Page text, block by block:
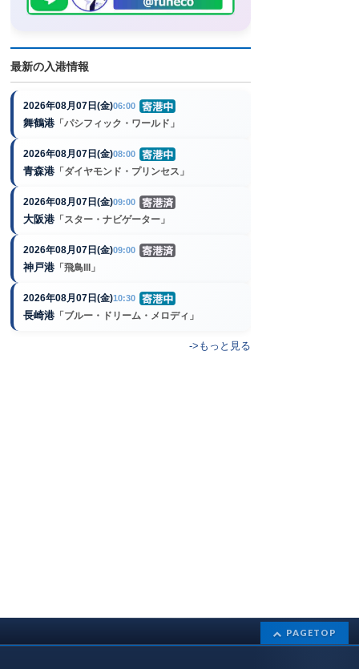
最新の入港情報
2026年08月07日(金)06:00
舞鶴港 「パシフィック・ワールド」
2026年08月07日(金)08:00
青森港 「ダイヤモンド・プリンセス」
2026年08月07日(金)09:00
大阪港 「スター・ナビゲーター」
2026年08月07日(金)09:00
神戸港 「飛鳥III」
2026年08月07日(金)10:30
長崎港 「ブルー・ドリーム・メロディ」
->もっと見る
PAGETOP